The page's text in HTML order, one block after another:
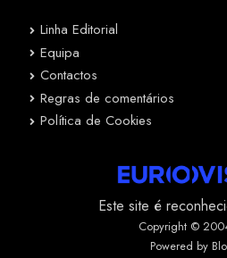
Linha Editorial
Equipa
Contactos
Regras de comentários
Política de Cookies
Este site é
Copyright ©
Powered by